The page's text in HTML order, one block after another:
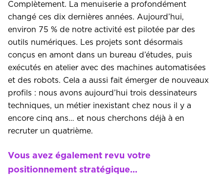
Complètement. La menuiserie a profondément
changé ces dix dernières années. Aujourd’hui,
environ 75 % de notre activité est pilotée par des
outils numériques. Les projets sont désormais
conçus en amont dans un bureau d’études, puis
exécutés en atelier avec des machines automatisées
et des robots. Cela a aussi fait émerger de nouveaux
profils : nous avons aujourd’hui trois dessinateurs
techniques, un métier inexistant chez nous il y a
encore cinq ans… et nous cherchons déjà à en
recruter un quatrième.
Vous avez également revu votre
positionnement stratégique…